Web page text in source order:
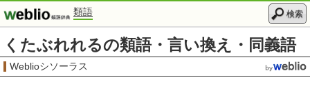
類語 検索
くたぶれれるの類語・言い換え・同義語
Weblioシソーラス